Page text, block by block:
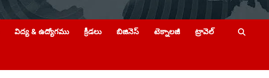
విద్య & ఉద్యోగము క్రీడలు బిజినెస్ టెక్నాలజీ ట్రావెల్